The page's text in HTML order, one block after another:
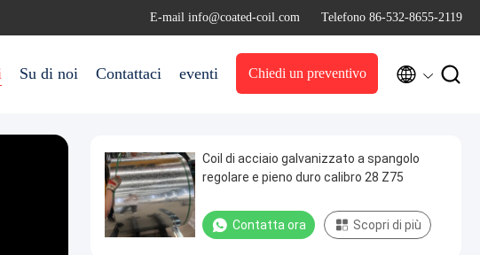
E-mail info@coated-coil.com Telefono 86-532-8655-2119
Su di noi Contattaci eventi Chiedi un preventivo  
Coil di acciaio galvanizzato a spangolo
regolare e pieno duro calibro 28 Z75
Contatta ora Scopri di più